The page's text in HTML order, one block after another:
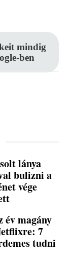
mindig
ben
lánya
bulizni a
vége
év magány
7
tudni